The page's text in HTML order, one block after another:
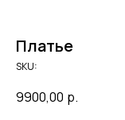
Платье
SKU:
9900,00 р.